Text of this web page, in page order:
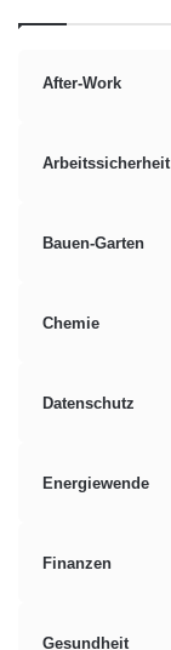
After-Work
Arbeitssicherheit
Bauen-Garten
Chemie
Datenschutz
Energiewende
Finanzen
Gesundheit